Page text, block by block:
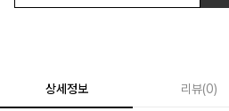
상세정보 리뷰(0)